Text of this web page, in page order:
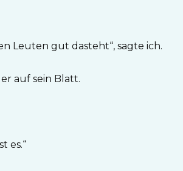
Leuten gut dasteht“, sagte ich.
auf sein Blatt.
es.“